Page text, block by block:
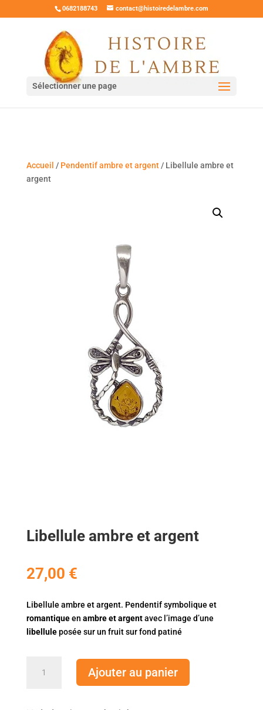
0682188743 contact@histoiredelambre.com
Sélectionner une page
Accueil / Pendentif ambre et argent/ Libellule ambre et
argent
Libellule ambre et argent
27,00 €
Libellule ambre et argent. Pendentif symbolique et
romantiqueen ambre et argentavec l’image d’une
libelluleposée sur un fruit sur fond patiné
Ajouter au panier